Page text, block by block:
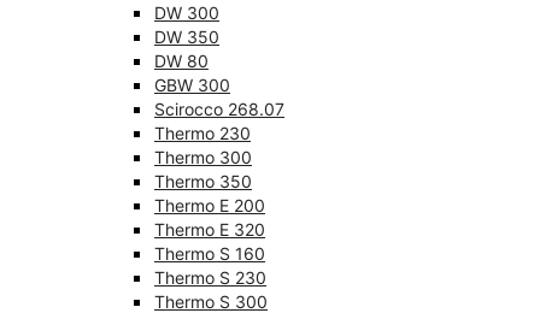
DW 300
DW 350
DW 80
GBW 300
Scirocco 268.07
Thermo 230
Thermo 300
Thermo 350
Thermo E 200
Thermo E 320
Thermo S 160
Thermo S 230
Thermo S 300